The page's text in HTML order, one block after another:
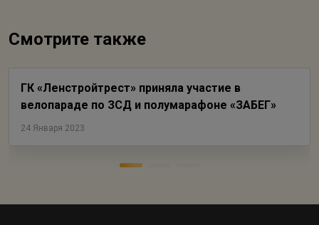
Смотрите также
ГК «Ленстройтрест» приняла участие в
велопараде по ЗСД и полумарафоне «ЗАБЕГ»
24 Января 2023